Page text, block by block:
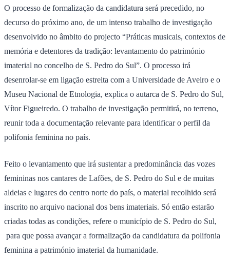
O processo de formalização da candidatura será precedido, no
decurso do próximo ano, de um intenso trabalho de investigação
desenvolvido no âmbito do projecto “Práticas musicais, contextos de
memória e detentores da tradição: levantamento do património
imaterial no concelho de S. Pedro do Sul”. O processo irá
desenrolar-se em ligação estreita com a Universidade de Aveiro e o
Museu Nacional de Etnologia, explica o autarca de S. Pedro do Sul,
Vítor Figueiredo. O trabalho de investigação permitirá, no terreno,
reunir toda a documentação relevante para identificar o perfil da
polifonia feminina no país.
Feito o levantamento que irá sustentar a predominância das vozes
femininas nos cantares de Lafões, de S. Pedro do Sul e de muitas
aldeias e lugares do centro norte do país, o material recolhido será
inscrito no arquivo nacional dos bens imateriais. Só então estarão
criadas todas as condições, refere o município de S. Pedro do Sul,
para que possa avançar a formalização da candidatura da polifonia
feminina a património imaterial da humanidade.